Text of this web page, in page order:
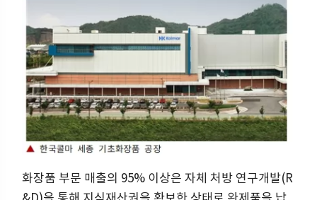
화장품 부문 매출의 95% 이상은 자체 처방 연구개발(R